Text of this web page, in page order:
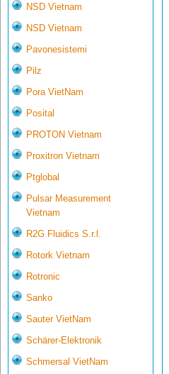
NSD Vietnam
NSD Vietnam
Pavonesistemi
Pilz
Pora VietNam
Posital
PROTON Vietnam
Proxitron Vietnam
Ptglobal
Pulsar Measurement
Vietnam
R2G Fluidics S.r.l.
Rotork Vietnam
Rotronic
Sanko
Sauter VietNam
Schärer-Elektronik
Schmersal VietNam